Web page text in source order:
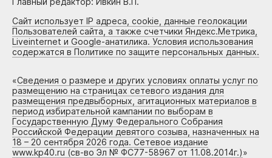
Сайт использует IP адреса, cookie, данные геолокации
Пользователей сайта, а также счетчики Яндекс.Метрика,
Liveinternet и Google-анатилика. Условия использования
содержатся в Политике по защите персональных данных.
«Сведения о размере и других условиях оплаты услуг по
размещению на страницах сетевого издания для
размещения предвыборных, агитационных материалов в
период избирательной кампании по выборам в
Государственную Думу Федерального Собрания
Российской Федерации девятого созыва, назначенных на
18 – 20 сентября 2026 года. Сетевое издание
www.kp40.ru (св-во Эл № ФС77-58967 от 11.08.2014г.)»